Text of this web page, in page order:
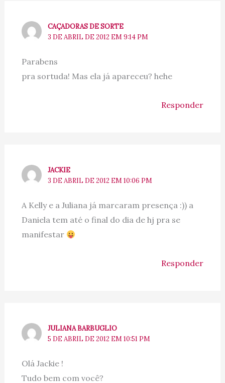
CAÇADORAS DE SORTE
3 DE ABRIL DE 2012 EM 9:14 PM
Parabens
pra sortuda! Mas ela já apareceu? hehe
Responder
JACKIE
3 DE ABRIL DE 2012 EM 10:06 PM
A Kelly e a Juliana já marcaram presença :)) a
Daniela tem até o final do dia de hj pra se
manifestar
Responder
JULIANA BARBUGLIO
5 DE ABRIL DE 2012 EM 10:51 PM
Olá Jackie !
Tudo bem com você?